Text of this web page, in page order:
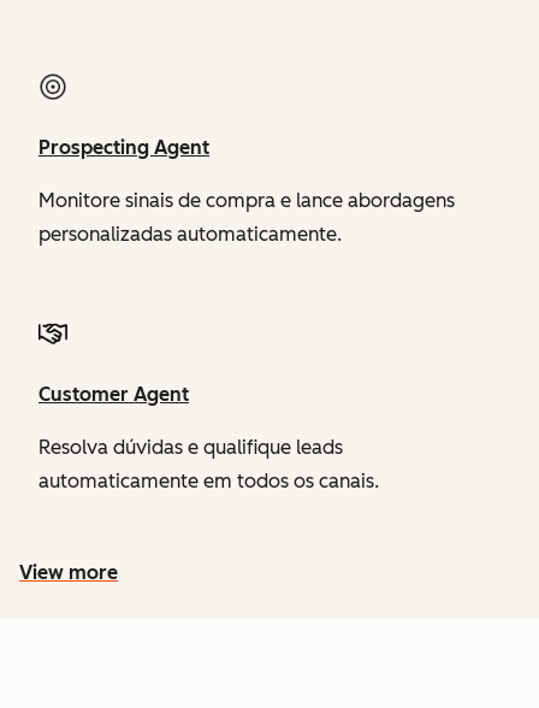
Prospecting Agent
Monitore sinais de compra e lance abordagens
personalizadas automaticamente.
Customer Agent
Resolva dúvidas e qualifique leads
automaticamente em todos os canais.
View more